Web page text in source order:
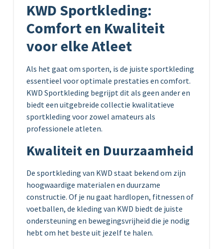
KWD Sportkleding:
Comfort en Kwaliteit
voor elke Atleet
Als het gaat om sporten, is de juiste sportkleding
essentieel voor optimale prestaties en comfort.
KWD Sportkleding begrijpt dit als geen ander en
biedt een uitgebreide collectie kwalitatieve
sportkleding voor zowel amateurs als
professionele atleten.
Kwaliteit en Duurzaamheid
De sportkleding van KWD staat bekend om zijn
hoogwaardige materialen en duurzame
constructie. Of je nu gaat hardlopen, fitnessen of
voetballen, de kleding van KWD biedt de juiste
ondersteuning en bewegingsvrijheid die je nodig
hebt om het beste uit jezelf te halen.